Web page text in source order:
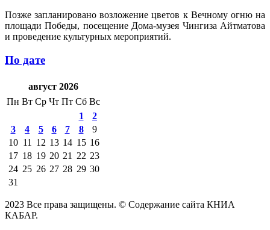
Позже запланировано возложение цветов к Вечному огню на
площади Победы, посещение Дома-музея Чингиза Айтматова
и проведение культурных мероприятий.
По дате
август 2026
Пн Вт Ср Чт Пт Сб Вс
1
2
3
4 5 6 7 8
9
10 11 12 13 14 15 16
17 18 19 20 21 22 23
24 25 26 27 28 29 30
31
2023 Все права защищены. © Содержание сайта КНИА
КАБАР.